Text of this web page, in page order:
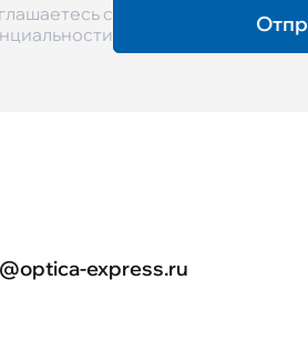
с
express.ru